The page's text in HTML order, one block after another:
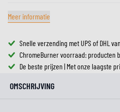
Meer informatie
Snelle verzending met UPS of DHL
ChromeBurner voorraad: producten
De beste prijzen | Met onze laagste
OMSCHRIJVING